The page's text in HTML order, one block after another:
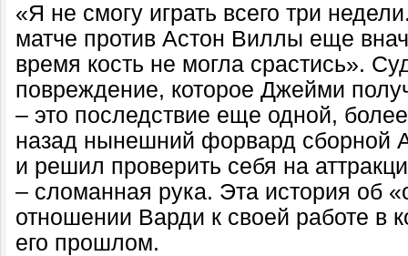
«Я не смогу играть всего три
матче против Астон Виллы еще
время кость не могла срастись».
повреждение, которое Джейми
– это последствие еще одной,
назад нынешний форвард сборной
и решил проверить себя на
– сломанная рука. Эта история об
отношении Варди к своей работе в
его прошлом.